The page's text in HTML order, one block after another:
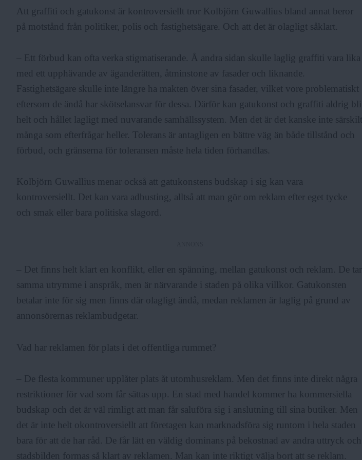
Att graffiti och gatukonst är kontroversiellt tror Kolbjörn Guwallius bland annat beror
på motstånd från politiker, polis och fastighetsägare. Och att det är olagligt såklart.
– Ett förbud kan ofta verka stigmatiserande. Å andra sidan skulle laglig graffiti vara lika
med ett upphävande av äganderätten, åtminstone av fasader och liknande.
Fastighetsägare skulle inte längre ha makten över sina fasader, vilket vore problematiskt
eftersom de ändå har skötselansvar för dessa. Därför kan gatukonst och graffiti aldrig bli
helt och hållet lagligt med nuvarande samhällssystem. Men det är det kanske inte särskilt
många som efterfrågar heller. Tolerans är antagligen en bättre väg än både tillstånd och
förbud, och gränserna för toleransen måste hela tiden förhandlas.
Kolbjörn Guwallius menar också att gatukonstens budskap i sig kan vara
kontroversiellt. Det kan vara adbusting, alltså att man gör om reklam efter eget tycke
och smak eller bara politiska slagord.
– Det finns helt klart en konflikt, eller en spänning, mellan gatukonst och reklam. De tar
samma utrymme i anspråk, men är närvarande i staden på olika villkor. Gatukonsten
betalar inte för sig men finns där olagligt ändå, medan reklamen är laglig på grund av
annonsörernas reklambudgetar.
Vad har reklamen för plats i det offentliga rummet?
– De flesta kommuner upplåter plats åt utomhusreklam. Men det finns inte direkt några
restriktioner för vad som får sättas upp. En stad med handel kommer ha kommersiella
budskap och det är väl rimligt att man får saluföra sig i anslutning till sina butiker. Men
det är inte helt okontroversiellt att företagen kan marknadsföra sig runtom i hela staden
bara för att de har råd. De får lätt en väldig dominans på bekostnad av andra uttryck och
stadsbilden formas så klart av reklamen. Man kan inte riktigt välja bort att se reklam.